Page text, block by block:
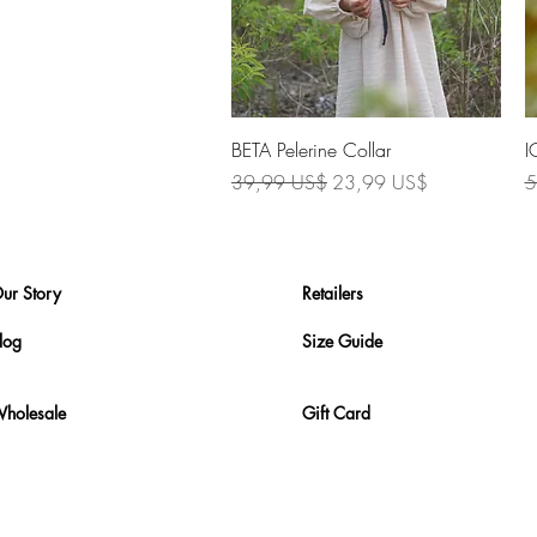
Vista rápida
BETA Pelerine Collar
Precio
39,99 US$ Precio de oferta
23,99 US$
Story Retailers
Size Guide
Gift Card